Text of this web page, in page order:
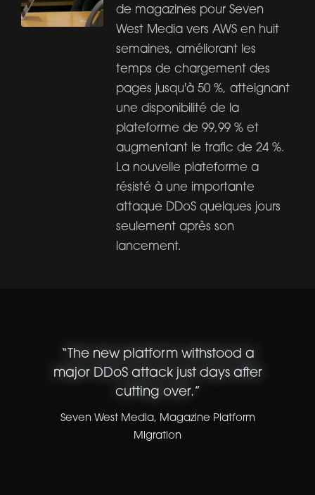
de magazines pour Seven
West Media vers AWS en huit
semaines, améliorant les
temps de chargement des
pages jusqu'à 50 %, atteignant
une disponibilité de la
plateforme de 99,99 % et
augmentant le trafic de 24 %.
La nouvelle plateforme a
résisté à une importante
attaque DDoS quelques jours
seulement après son
lancement.
“ The new platform withstood a
major DDoS attack just days after
cutting over.”
Seven West Media, Magazine Platform
Migration